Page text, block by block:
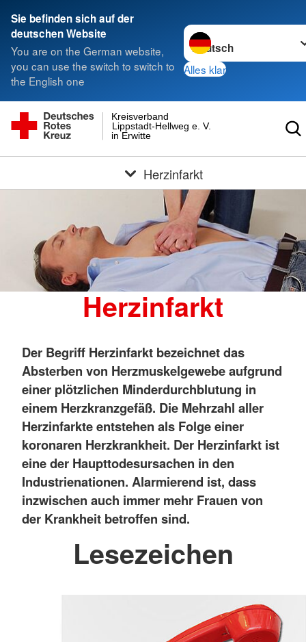
Sie befinden sich auf der
deutschen Website
You are on the German website,
you can use the switch to switch to
the English one
Sprache wechseln zu
Alles klar
in Erwitte
Lippstadt-Hellweg e. V.
Kreisverband
Herzinfarkt
Herzinfarkt
Der Begriff Herzinfarkt bezeichnet das
Absterben von Herzmuskelgewebe aufgrund
einer plötzlichen Minderdurchblutung in
einem Herzkranzgefäß. Die Mehrzahl aller
Herzinfarkte entstehen als Folge einer
koronaren Herzkrankheit. Der Herzinfarkt ist
eine der Haupttodesursachen in den
Industrienationen. Alarmierend ist, dass
inzwischen auch immer mehr Frauen von
der Krankheit betroffen sind.
Lesezeichen